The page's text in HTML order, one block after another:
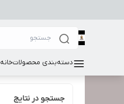
دسته‌بندی محصولاتخانه
جستجو در نتایج